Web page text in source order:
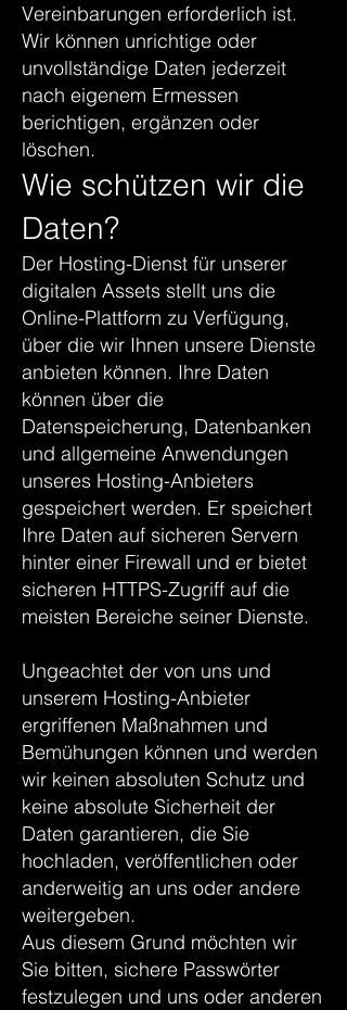
Vereinbarungen erforderlich ist.
Wir können unrichtige oder
unvollständige Daten jederzeit
nach eigenem Ermessen
berichtigen, ergänzen oder
löschen.
Wie schützen wir die
Daten?
Der Hosting-Dienst für unserer
digitalen Assets stellt uns die
Online-Plattform zu Verfügung,
über die wir Ihnen unsere Dienste
anbieten können. Ihre Daten
können über die
Datenspeicherung, Datenbanken
und allgemeine Anwendungen
unseres Hosting-Anbieters
gespeichert werden. Er speichert
Ihre Daten auf sicheren Servern
hinter einer Firewall und er bietet
sicheren HTTPS-Zugriff auf die
meisten Bereiche seiner Dienste.
Ungeachtet der von uns und
unserem Hosting-Anbieter
ergriffenen Maßnahmen und
Bemühungen können und werden
wir keinen absoluten Schutz und
keine absolute Sicherheit der
Daten garantieren, die Sie
hochladen, veröffentlichen oder
anderweitig an uns oder andere
weitergeben.
Aus diesem Grund möchten wir
Sie bitten, sichere Passwörter
festzulegen und uns oder anderen